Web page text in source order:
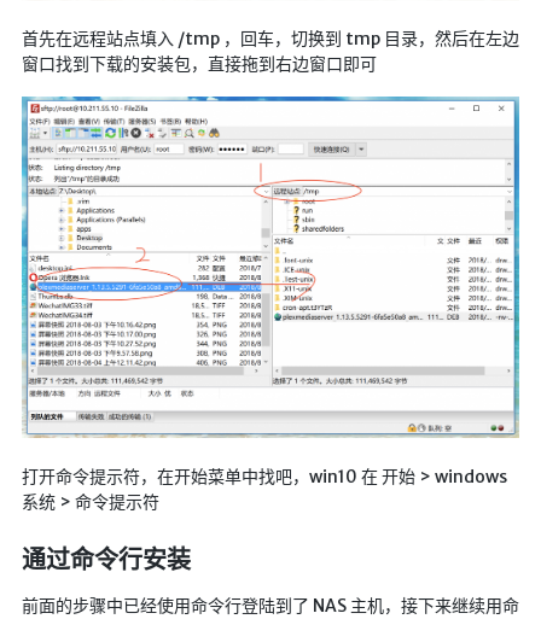
首先在远程站点填入 /tmp ，回车，切换到 tmp 目录，然后在左边
窗口找到下载的安装包，直接拖到右边窗口即可
打开命令提示符，在开始菜单中找吧，win10 在 开始 > windows
系统 > 命令提示符
通过命令行安装
前面的步骤中已经使用命令行登陆到了 NAS 主机，接下来继续用命